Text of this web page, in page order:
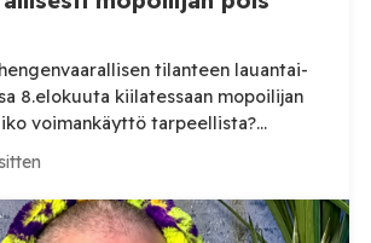
tilanteen lauantai-
8.elokuuta kiilatessaan mopoilijan
voimankäyttö tarpeellista?
mopomiitissä nuori kuljettaja
epäselvää mikä aiheutti karkuun
selkeästi poliisin voimankäyttö oli